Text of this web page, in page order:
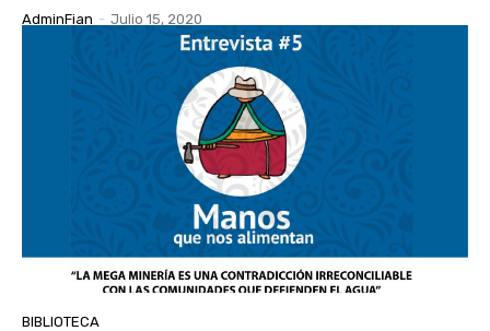
AdminFian - Julio 15, 2020
BIBLIOTECA